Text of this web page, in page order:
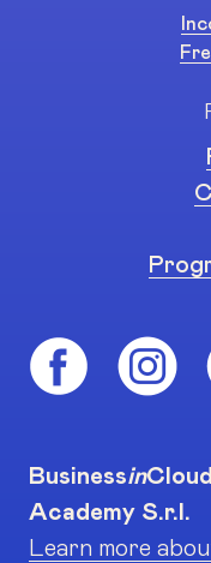
BusinessinCloud
Academy S.r.l.
Learn more